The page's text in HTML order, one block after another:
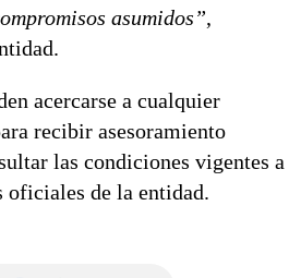
asumidos”,
acercarse a cualquier
recibir asesoramiento
las condiciones vigentes a
oficiales de la entidad.